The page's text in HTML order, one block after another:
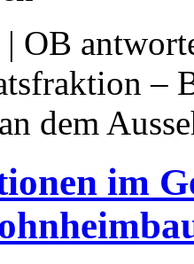
| OB
–
dem
im